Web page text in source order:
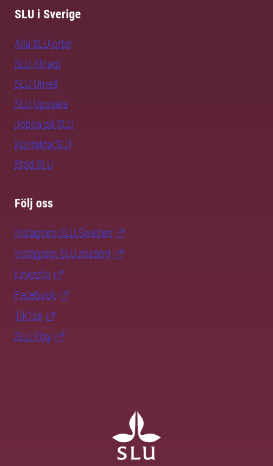
SLU i Sverige
Alla SLU-orter
SLU Alnarp
SLU Umeå
SLU Uppsala
Jobba på SLU
Kontakta SLU
Stöd SLU
Följ oss
Instagram SLU.Sweden
Instagram SLU.student
LinkedIn
Facebook
TikTok
SLU Play